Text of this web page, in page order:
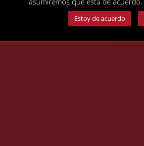
Estoy de acuerdo